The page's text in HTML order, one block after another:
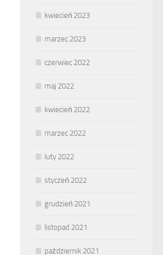
kwiecień 2023
marzec 2023
czerwiec 2022
maj 2022
kwiecień 2022
marzec 2022
luty 2022
styczeń 2022
grudzień 2021
listopad 2021
październik 2021